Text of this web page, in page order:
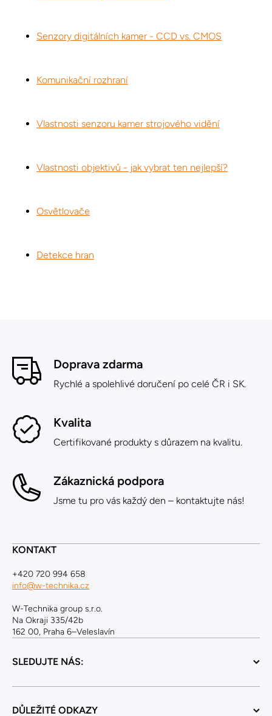
Senzory digitálních kamer - CCD vs. CMOS
Komunikační rozhraní
Vlastnosti senzoru kamer strojového vidění
Vlastnosti objektivů - jak vybrat ten nejlepší?
Osvětlovače
Detekce hran
Doprava zdarma
Rychlé a spolehlivé doručení po celé ČR i SK.
Kvalita
Certifikované produkty s důrazem na kvalitu.
Zákaznická podpora
Jsme tu pro vás každý den – kontaktujte nás!
KONTAKT
+420 720 994 658
info@w-technika.cz
W-Technika group s.r.o.
Na Okraji 335/42b
162 00, Praha 6–Veleslavín
SLEDUJTE NÁS:
DŮLEŽITÉ ODKAZY